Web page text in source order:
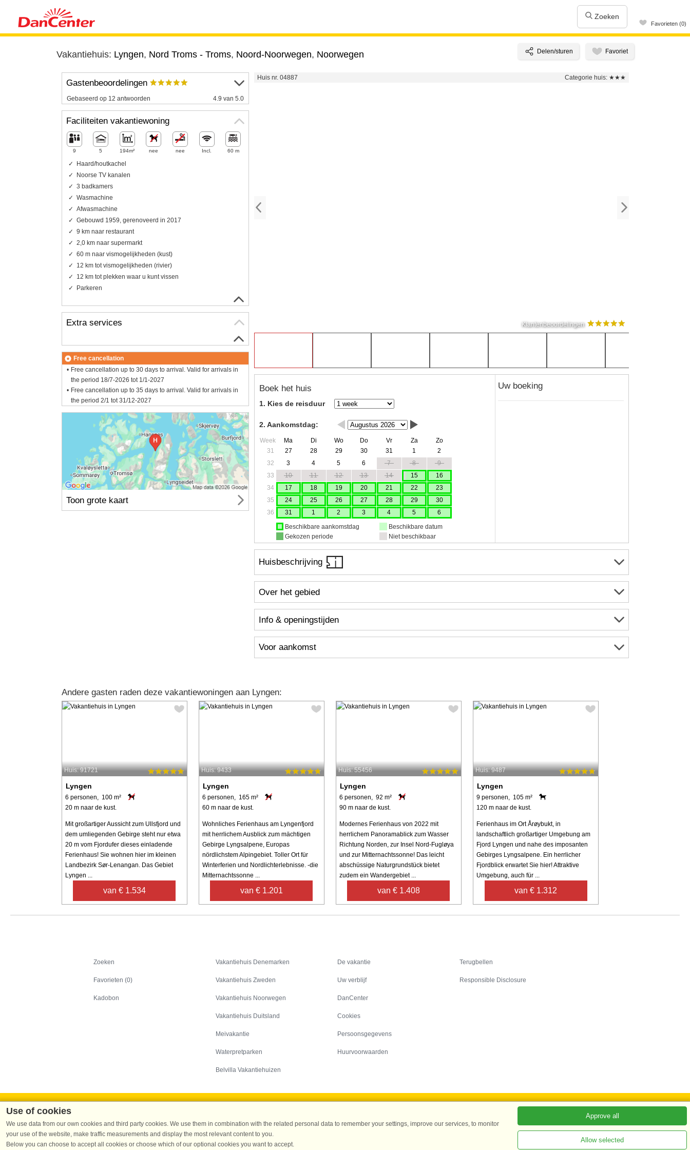
Zoeken
Favorieten (0)
Vakantiehuis: Lyngen, Nord Troms - Troms, Noord-Noorwegen, Noorwegen
Huis nr. 04887 Categorie huis: ★★★
Klantenbeoordelingen
Boek het huis
1. Kies de reisduur
2. Aankomstdag:
Week Ma Di Wo Do Vr Za
Zo
31
27 28 29 30 31 1
2
32
3 4 5 6 7 8
9
33
10 11 12 13 14 15
16
34
17 18 19 20 21 22
23
35
24 25 26 27 28 29
30
36
31 1 2 3 4 5
6
Beschikbare aankomstdag
Gekozen periode
Beschikbare datum
Niet beschikbaar
Uw boeking
Huisbeschrijving
Over het gebied
Info & openingstijden
Voor aankomst
Gastenbeoordelingen
Gebaseerd op 12 antwoorden 4.9 van 5.0
Faciliteiten vakantiewoning
9 5 194m² nee nee Incl. 60 m
Haard/houtkachel
Noorse TV kanalen
3 badkamers
Wasmachine
Afwasmachine
Gebouwd 1959, gerenoveerd in 2017
9 km naar restaurant
2,0 km naar supermarkt
60 m naar vismogelijkheden (kust)
12 km tot vismogelijkheden (rivier)
12 km tot plekken waar u kunt vissen
Parkeren
Extra services
Free cancellation
Free cancellation up to 30 days to arrival. Valid for arrivals in
the period 18/7-2026 tot 1/1-2027
Free cancellation up to 35 days to arrival. Valid for arrivals in
the period 2/1 tot 31/12-2027
Toon grote kaart
Andere gasten raden deze vakantiewoningen aan Lyngen:
Huis: 91721
Lyngen
6 personen, 100 m²
20 m naar de kust.
Mit großartiger Aussicht zum Ullsfjord und
dem umliegenden Gebirge steht nur etwa
20 m vom Fjordufer dieses einladende
Ferienhaus! Sie wohnen hier im kleinen
Landbezirk Sør-Lenangan. Das Gebiet
Lyngen ...
van € 1.534
Huis: 9433
Lyngen
6 personen, 165 m²
60 m naar de kust.
Wohnliches Ferienhaus am Lyngenfjord
mit herrlichem Ausblick zum mächtigen
Gebirge Lyngsalpene, Europas
nördlichstem Alpingebiet. Toller Ort für
Winterferien und Nordlichterlebnisse. -die
Mitternachtssonne ...
van € 1.201
Huis: 55456
Lyngen
6 personen, 92 m²
90 m naar de kust.
Modernes Ferienhaus von 2022 mit
herrlichem Panoramablick zum Wasser
Richtung Norden, zur Insel Nord-Fugløya
und zur Mitternachtssonne! Das leicht
abschüssige Naturgrundstück bietet
zudem ein Wandergebiet ...
van € 1.408
Huis: 9487
Lyngen
9 personen, 105 m²
120 m naar de kust.
Ferienhaus im Ort Årøybukt, in
landschaftlich großartiger Umgebung am
Fjord Lyngen und nahe des imposanten
Gebirges Lyngsalpene. Ein herrlicher
Fjordblick erwartet Sie hier! Attraktive
Umgebung, auch für ...
van € 1.312
Zoeken
Favorieten (0)
Kadobon
Vakantiehuis Denemarken
Vakantiehuis Zweden
Vakantiehuis Noorwegen
Vakantiehuis Duitsland
Meivakantie
Waterpretparken
Belvilla Vakantiehuizen
De vakantie
Uw verblijf
DanCenter
Cookies
Persoonsgegevens
Huurvoorwaarden
Terugbellen
Responsible Disclosure
Tel.: +45 70 13 00 00 - Fax.: +45 70 13 70 70 - CVR: 67324013
Danske Bank Copenhagen - IBAN: DK35 3000 4073 0424 53 - BIC/Swift Code : DABADKKK
Use of cookies
We use data from our own cookies and third party cookies. We use them in combination with the related personal data to remember your settings, improve our services, to monitor
your use of the website, make traffic measurements and display the most relevant content to you.
Below you can choose to accept all cookies or choose which of our optional cookies you want to accept.
Approve all
Allow selected